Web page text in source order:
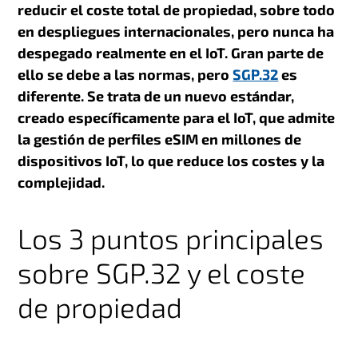
reducir el coste total de propiedad, sobre todo
en despliegues internacionales, pero nunca ha
despegado realmente en el IoT. Gran parte de
ello se debe a las normas, peroSGP.32es
diferente. Se trata de un nuevo estándar,
creado específicamente para el IoT, que admite
la gestión de perfiles eSIM en millones de
dispositivos IoT, lo que reduce los costes y la
complejidad.
Los 3 puntos principales
sobre SGP.32 y el coste
de propiedad